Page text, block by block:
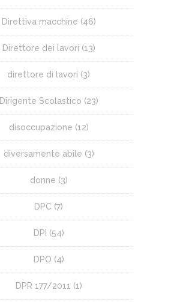
Direttiva macchine (46)
Direttore dei lavori (13)
direttore di lavori (3)
Dirigente Scolastico (23)
disoccupazione (12)
diversamente abile (3)
donne (3)
DPC (7)
DPI (54)
DPO (4)
DPR 177/2011 (1)